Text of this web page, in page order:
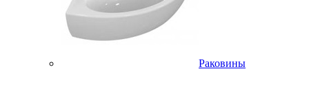
Раковины